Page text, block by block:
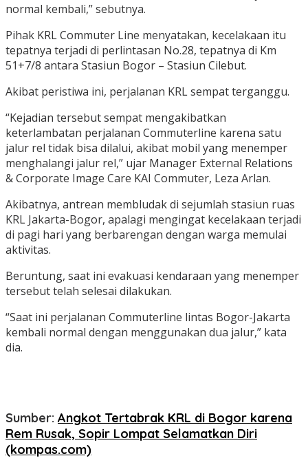
normal kembali,” sebutnya.
Pihak KRL Commuter Line menyatakan, kecelakaan itu
tepatnya terjadi di perlintasan No.28, tepatnya di Km
51+7/8 antara Stasiun Bogor – Stasiun Cilebut.
Akibat peristiwa ini, perjalanan KRL sempat terganggu.
“Kejadian tersebut sempat mengakibatkan
keterlambatan perjalanan Commuterline karena satu
jalur rel tidak bisa dilalui, akibat mobil yang menemper
menghalangi jalur rel,” ujar Manager External Relations
& Corporate Image Care KAI Commuter, Leza Arlan.
Akibatnya, antrean membludak di sejumlah stasiun ruas
KRL Jakarta-Bogor, apalagi mengingat kecelakaan terjadi
di pagi hari yang berbarengan dengan warga memulai
aktivitas.
Beruntung, saat ini evakuasi kendaraan yang menemper
tersebut telah selesai dilakukan.
“Saat ini perjalanan Commuterline lintas Bogor-Jakarta
kembali normal dengan menggunakan dua jalur,” kata
dia.
Sumber: Angkot Tertabrak KRL di Bogor karena
Rem Rusak, Sopir Lompat Selamatkan Diri
(kompas.com)